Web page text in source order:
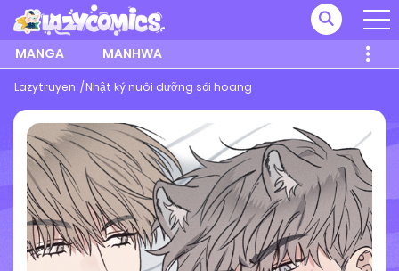
MANGA MANHWA
Lazytruyen Nhật ký nuôi dưỡng sói hoang